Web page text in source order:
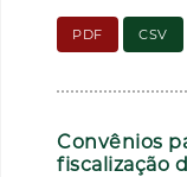
PDF CSV
Convênios
fiscalização